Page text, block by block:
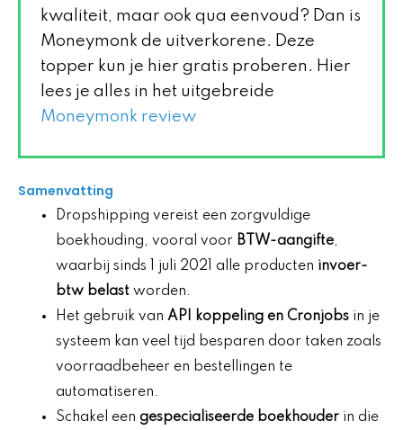
kwaliteit, maar ook qua eenvoud? Dan is
Moneymonk de uitverkorene. Deze
topper kun je hier gratis proberen. Hier
lees je alles in het uitgebreide
Moneymonk review
Samenvatting
Dropshipping vereist een zorgvuldige
boekhouding, vooral voor BTW-aangifte,
waarbij sinds 1 juli 2021 alle producten invoer-
btw belast worden.
Het gebruik van API koppeling en Cronjobs in je
systeem kan veel tijd besparen door taken zoals
voorraadbeheer en bestellingen te
automatiseren.
Schakel een gespecialiseerde boekhouder in die